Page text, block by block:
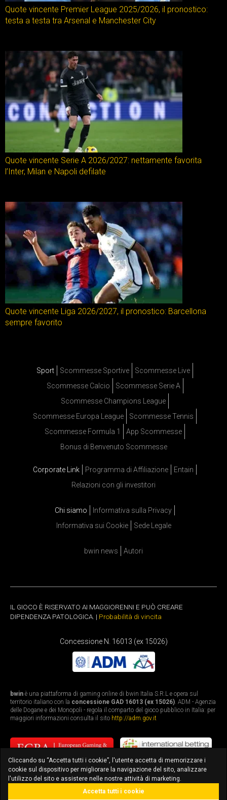
Quote vincente Premier League 2025/2026, il pronostico:
testa a testa tra Arsenal e Manchester City
Quote vincente Serie A 2026/2027: nettamente favorita
l’Inter, Milan e Napoli defilate
Quote vincente Liga 2026/2027, il pronostico: Barcellona
sempre favorito
Sport Scommesse Sportive
Scommesse Live
Scommesse Calcio
Scommesse Serie A
Scommesse Champions League
Scommesse Europa League
Scommesse Tennis
Scommesse Formula 1
App Scommesse
Bonus di Benvenuto Scommesse
Corporate Link Programma di Affiliazione
Entain
Relazioni con gli investitori
Chi siamo
Informativa sulla Privacy
Informativa sui Cookie
Sede Legale
bwin news Autori
IL GIOCO È RISERVATO AI MAGGIORENNI E PUÒ CREARE
DIPENDENZA PATOLOGICA. | Probabilità di vincita
Concessione N. 16013 (ex 15026)
bwin è una piattaforma di gaming online di bwin Italia S.R.L e opera sul
territorio italiano con la concessione GAD 16013 (ex 15026). ADM - Agenzia
delle Dogane e dei Monopoli - regola il comparto del gioco pubblico in Italia: per
maggiori informazioni consulta il sito http://adm.gov.it
Cliccando su “Accetta tutti i cookie”, l'utente accetta di memorizzare i
cookie sul dispositivo per migliorare la navigazione del sito, analizzare
l'utilizzo del sito e assistere nelle nostre attività di marketing.
Accetta tutti i cookie